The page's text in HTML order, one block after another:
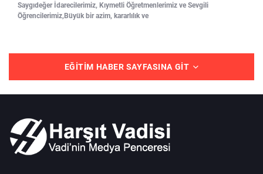
Saygıdeğer İdarecilerimiz, Kıymetli Öğretmenlerimiz ve Sevgili
Öğrencilerimiz,Büyük bir azim, kararlılık ve
EĞITIM HABER SAYFASINA GIT